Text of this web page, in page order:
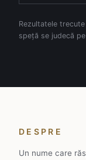
Rezultatele
speță se judecă
DESPRE
Un nume care